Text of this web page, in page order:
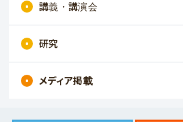
講義・講演会
研究
メディア掲載